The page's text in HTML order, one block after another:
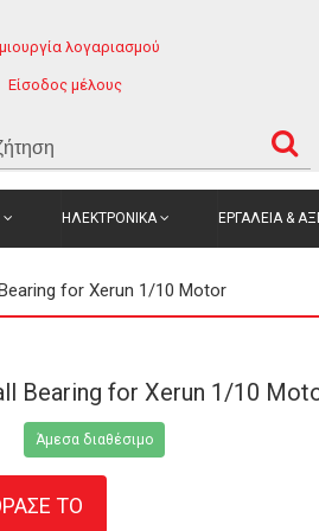
λογαριασμού
Είσοδος μέλους
ΗΛΕΚΤΡΟΝΙΚΑ ΕΡΓΑΛΕΙΑ &
for Xerun 1/10 Motor
Bearing for Xerun 1/10
Άμεσα διαθέσιμο
ΤΟ